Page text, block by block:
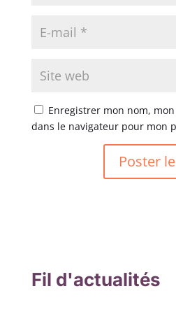
Enregistrer mon nom,
dans le navigateur pour mon
Fil d'actualités